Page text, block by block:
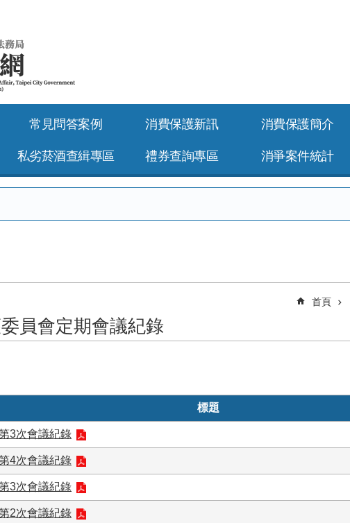
常見問答案例 消費保護新訊 消費保護簡介
私劣菸酒查緝專區 禮券查詢專區 消爭案件統計
首頁
員會定期會議紀錄
標題
3次會議紀錄
4次會議紀錄
3次會議紀錄
2次會議紀錄